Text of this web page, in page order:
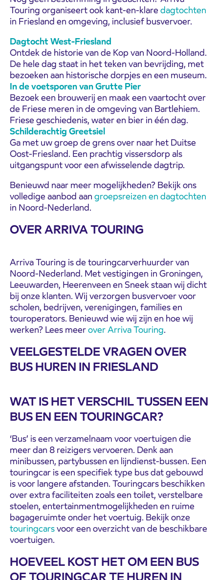
Touring organiseert ook kant-en-klare dagtochten
in Friesland en omgeving, inclusief busvervoer.
Dagtocht West-Friesland
Ontdek de historie van de Kop van Noord-Holland.
De hele dag staat in het teken van bevrijding, met
bezoeken aan historische dorpjes en een museum.
In de voetsporen van Grutte Pier
Bezoek een brouwerij en maak een vaartocht over
de Friese meren in de omgeving van Bartlehiem.
Friese geschiedenis, water en bier in één dag.
Schilderachtig Greetsiel
Ga met uw groep de grens over naar het Duitse
Oost-Friesland. Een prachtig vissersdorp als
uitgangspunt voor een afwisselende dagtrip.
Benieuwd naar meer mogelijkheden? Bekijk ons
volledige aanbod aan groepsreizen en dagtochten
in Noord-Nederland.
OVER ARRIVA TOURING
Arriva Touring is de touringcarverhuurder van
Noord-Nederland. Met vestigingen in Groningen,
Leeuwarden, Heerenveen en Sneek staan wij dicht
bij onze klanten. Wij verzorgen busvervoer voor
scholen, bedrijven, verenigingen, families en
touroperators. Benieuwd wie wij zijn en hoe wij
werken? Lees meerover Arriva Touring.
VEELGESTELDE VRAGEN OVER
BUS HUREN IN FRIESLAND
WAT IS HET VERSCHIL TUSSEN EEN
BUS EN EEN TOURINGCAR?
‘Bus’ is een verzamelnaam voor voertuigen die
meer dan 8 reizigers vervoeren. Denk aan
minibussen, partybussen en lijndienst-bussen. Een
touringcar is een specifiek type bus dat gebouwd
is voor langere afstanden. Touringcars beschikken
over extra faciliteiten zoals een toilet, verstelbare
stoelen, entertainmentmogelijkheden en ruime
bagageruimte onder het voertuig. Bekijk onze
touringcarsvoor een overzicht van de beschikbare
voertuigen.
HOEVEEL KOST HET OM EEN BUS